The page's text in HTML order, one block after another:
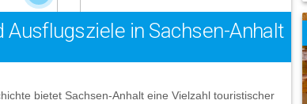
Ausflugsziele in Sachsen-Anhalt
bietet Sachsen-Anhalt eine Vielzahl touristischer